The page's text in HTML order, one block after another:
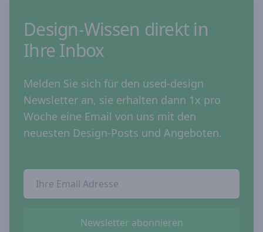
Design-Wissen direkt in
Ihre Inbox
Melden Sie sich für den used-design
Newsletter an, sie erhalten dann 1x pro
Woche eine Email von uns mit den
neuesten Design-Posts und Angeboten.
Email Addresse
Newsletter abonnieren